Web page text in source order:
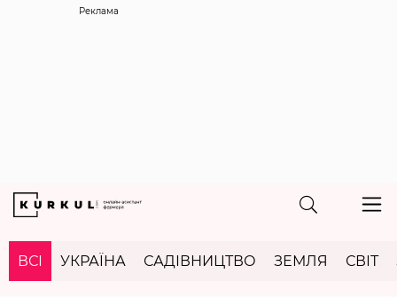
Реклама
ВСІ УКРАЇНА САДІВНИЦТВО ЗЕМЛЯ СВІТ